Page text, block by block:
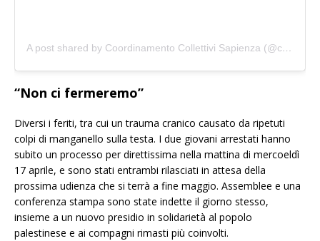
A post shared by Coordinamento Collettivi Sapienza (@coord.collettivi.sapienza)
“Non ci fermeremo”
Diversi i feriti, tra cui un trauma cranico causato da ripetuti
colpi di manganello sulla testa. I due giovani arrestati hanno
subito un processo per direttissima nella mattina di mercoeldì
17 aprile, e sono stati entrambi rilasciati in attesa della
prossima udienza che si terrà a fine maggio. Assemblee e una
conferenza stampa sono state indette il giorno stesso,
insieme a un nuovo presidio in solidarietà al popolo
palestinese e ai compagni rimasti più coinvolti.